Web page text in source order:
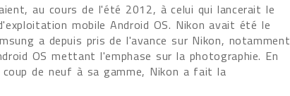
au cours de l'été 2012, à celui qui lancerait le
mobile Android OS. Nikon avait été le
a depuis pris de l'avance sur Nikon, notamment
OS mettant l'emphase sur la photographie. En
de neuf à sa gamme, Nikon a fait la